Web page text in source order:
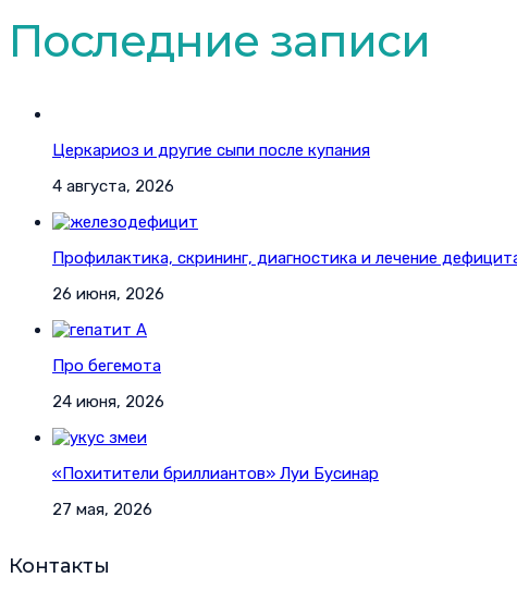
Последние записи
Церкариоз и другие сыпи после купания
4 августа, 2026
Профилактика, скрининг, диагностика и лечение
26 июня, 2026
Про бегемота
24 июня, 2026
«Похитители бриллиантов» Луи Бусинар
27 мая, 2026
Контакты